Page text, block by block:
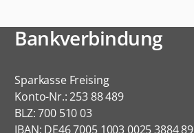
Bankverbindung
Sparkasse Freising
Konto-Nr.: 253 88 489
BLZ: 700 510 03
IBAN: DE46 7005 1003 0025 3884 89